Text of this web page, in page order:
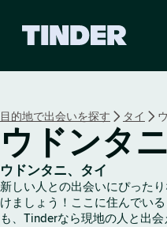
r
ホ
ー
ペ
ー
ジ
目的地で出会いを探す タイ
ウドンタニ
ウドンタニ、タイ
新しい人との出会いにぴった
けましょう！ここに住んでい
も、Tinderなら現地の人と出会